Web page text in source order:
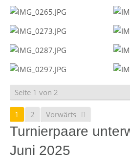
Seite 1 von 2
1 2 Vorwärts
Turnierpaare
Juni 2025